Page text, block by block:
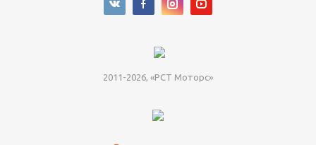
2011-2026, «РСТ Моторс»